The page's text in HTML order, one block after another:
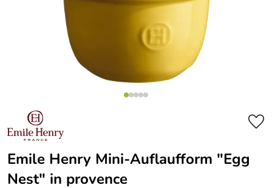
Emile Henry Mini-Auflaufform "Egg
Nest" in provence